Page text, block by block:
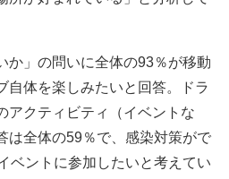
」の問いに全体の93％が移動
自体を楽しみたいと回答。ドラ
アクティビティ（イベントな
は全体の59％で、感染対策がで
ベントに参加したいと考えてい